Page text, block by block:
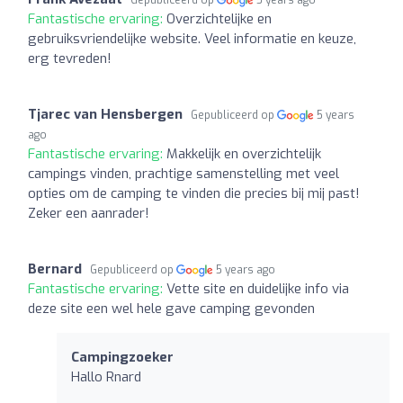
Fantastische ervaring: Overzichtelijke en
gebruiksvriendelijke website. Veel informatie en keuze,
erg tevreden!
Tjarec van Hensbergen Gepubliceerd op
5 years
ago
Fantastische ervaring: Makkelijk en overzichtelijk
campings vinden, prachtige samenstelling met veel
opties om de camping te vinden die precies bij mij past!
Zeker een aanrader!
Bernard Gepubliceerd op 5 years ago
Fantastische ervaring: Vette site en duidelijke info via
deze site een wel hele gave camping gevonden
Campingzoeker
Hallo Rnard